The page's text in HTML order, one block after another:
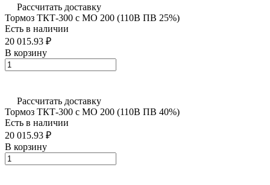
Рассчитать доставку
Тормоз ТКТ-300 с МО 200 (110В ПВ 25%)
Есть в наличии
20 015.93 ₽
В корзину
Рассчитать доставку
Тормоз ТКТ-300 с МО 200 (110В ПВ 40%)
Есть в наличии
20 015.93 ₽
В корзину